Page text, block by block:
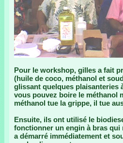
Pour le workshop, gilles a fait
(huile de coco, méthanol et
glissant quelques plaisanteries
vous pouvez boire le méthanol
méthanol tue la grippe, il tue
Ensuite, ils ont utilisé le
fonctionner un engin à bras qui
a démarré immédiatement et